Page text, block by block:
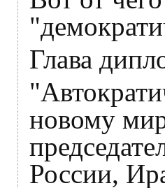
Глава
новому
России,